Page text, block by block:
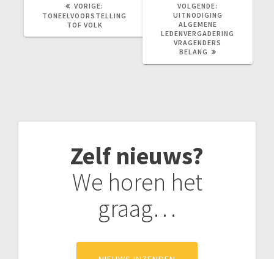
VORIGE:
BERICHT:
TONEELVOORSTELLING
TOF VOLK
VOLGENDE:
BERICHT:
UITNODIGING
ALGEMENE
LEDENVERGADERING
VRAGENDERS
BELANG
Zelf nieuws?
We horen het
graag…